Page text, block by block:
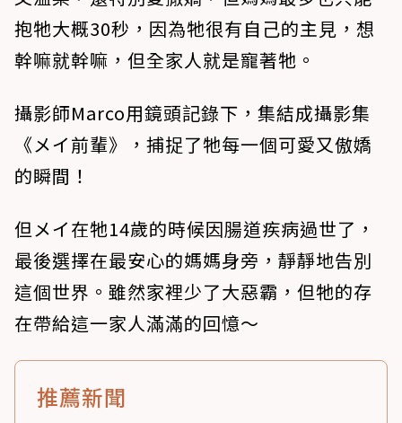
抱牠大概30秒，因為牠很有自己的主見，想
幹嘛就幹嘛，但全家人就是寵著牠。
攝影師Marco用鏡頭記錄下，集結成攝影集
《メイ前輩》，捕捉了牠每一個可愛又傲嬌
的瞬間！
但メイ在牠14歲的時候因腸道疾病過世了，
最後選擇在最安心的媽媽身旁，靜靜地告別
這個世界。雖然家裡少了大惡霸，但牠的存
在帶給這一家人滿滿的回憶～
推薦新聞